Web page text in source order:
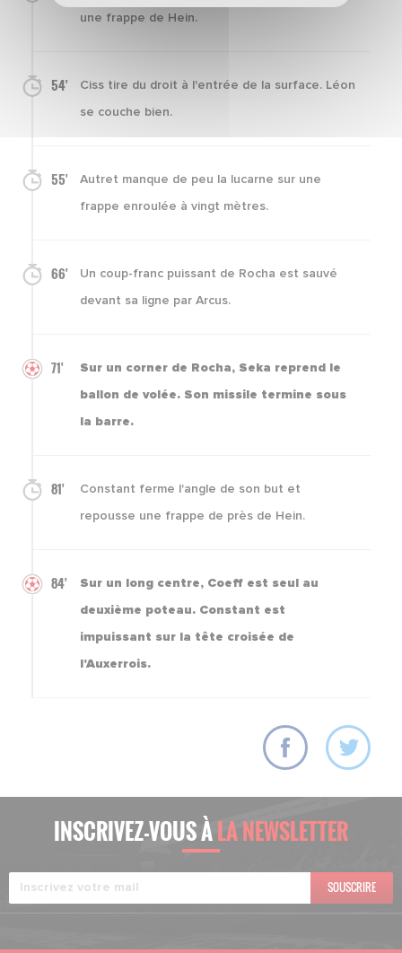
une frappe de Hein.
54' Ciss tire du droit à l'entrée de la surface. Léon
se couche bien.
55' Autret manque de peu la lucarne sur une
frappe enroulée à vingt mètres.
66' Un coup-franc puissant de Rocha est sauvé
devant sa ligne par Arcus.
71' Sur un corner de Rocha, Seka reprend le
ballon de volée. Son missile termine sous
la barre.
81' Constant ferme l'angle de son but et
repousse une frappe de près de Hein.
84' Sur un long centre, Coeff est seul au
deuxième poteau. Constant est
impuissant sur la tête croisée de
l'Auxerrois.
INSCRIVEZ-VOUS ÀLA NEWSLETTER
SOUSCRIRE